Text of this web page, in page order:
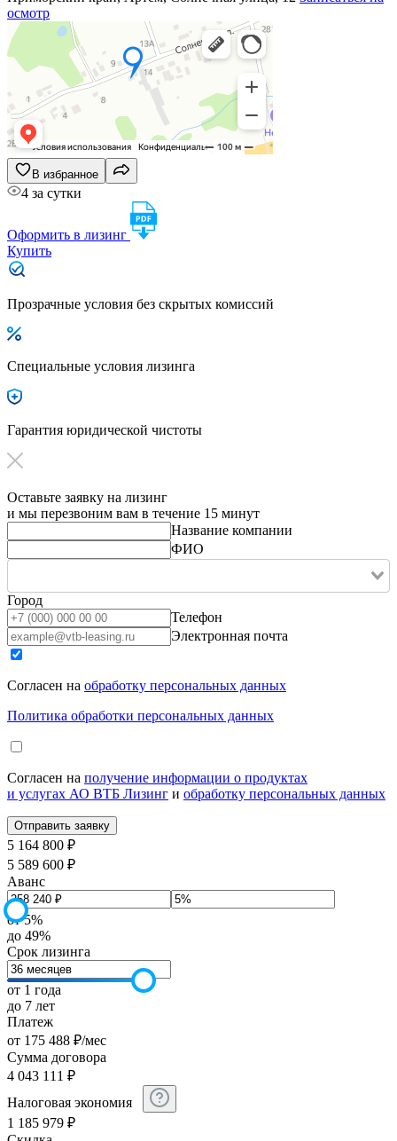
осмотр
В избранное
4 за сутки
Оформить в лизинг
Купить
Прозрачные условия без скрытых комиссий
Специальные условия лизинга
Гарантия юридической чистоты
Оставьте заявку на лизинг
и мы перезвоним вам в течение 15 минут
Название компании
ФИО
Город
Телефон
Электронная почта
Согласен на обработку персональных данных
Политика обработки персональных данных
Согласен на получение информации о продуктах
и услугах АО ВТБ Лизинг и обработку персональных данных
5 164 800 ₽
5 589 600 ₽
Аванс
от 5%
до 49%
Срок лизинга
от 1 года
до 7 лет
Платеж
от 175 488 ₽/мес
Сумма договора
4 043 111 ₽
Налоговая экономия
1 185 979 ₽